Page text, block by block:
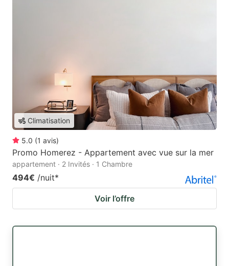
Climatisation
5.0 (1 avis)
Promo Homerez - Appartement avec vue sur la mer
appartement · 2 Invités · 1 Chambre
494€ /nuit*
Voir l’offre